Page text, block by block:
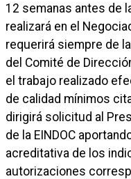
12 semanas antes de
realizará en el
requerirá siempre de
del Comité de
el trabajo realizado
de calidad mínimos
dirigirá solicitud al
de la EINDOC
acreditativa de los
autorizaciones